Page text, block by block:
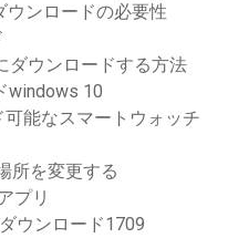
ウンロードの必要性
ダウンロードする方法
windows 10
能なスマートウォッチ
所を変更する
プリ
ウンロード1709